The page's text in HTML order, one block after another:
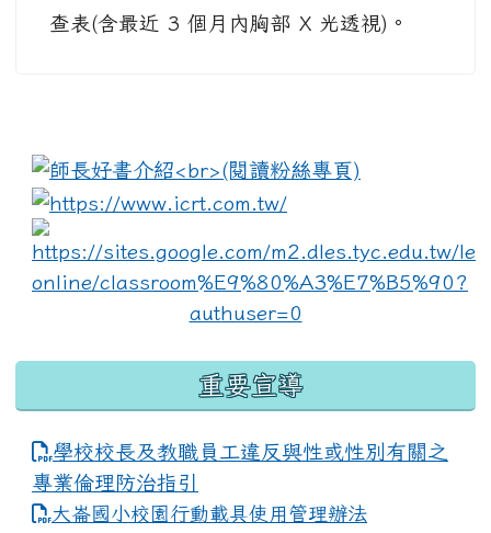
查表(含最近 3 個月內胸部 X 光透視)。
link to https://
重要宣導
學校校長及教職員工違反與性或性別有關之
專業倫理防治指引
大崙國小校園行動載具使用管理辦法